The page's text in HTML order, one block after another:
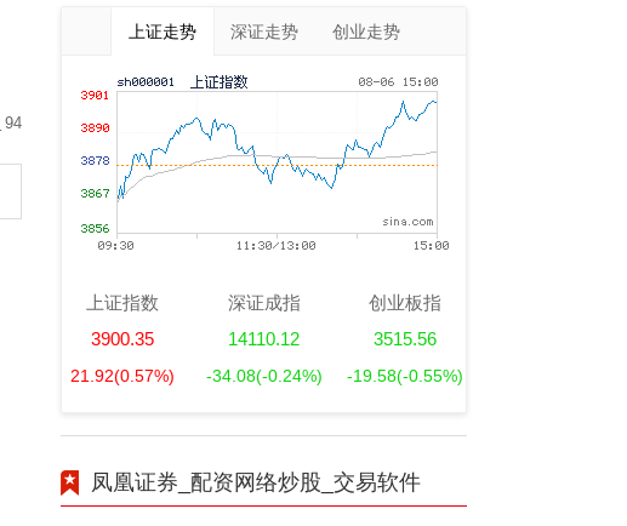
94
上证走势 深证走势 创业走势
上证指数
3900.35
21.92(0.57%)
深证成指
14110.12
-34.08(-0.24%)
创业板指
3515.56
-19.58(-0.55%)
凤凰证券_配资网络炒股_交易软件